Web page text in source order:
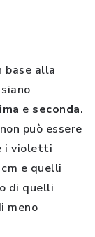
base alla
e seconda.
può essere
i violetti
e quelli
di quelli
meno